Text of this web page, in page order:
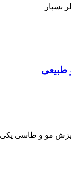
بسپار
طبیعی
ریزش مو و طاسی